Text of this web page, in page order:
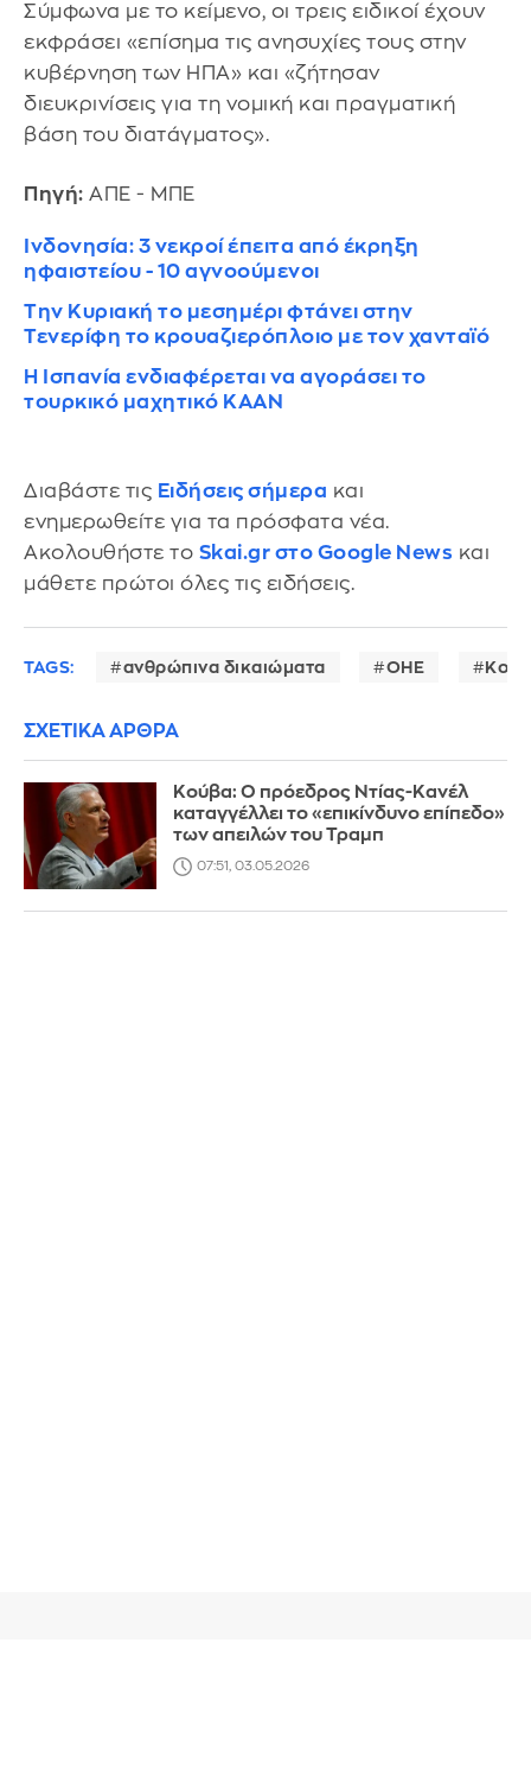
Σύμφωνα με το κείμενο, οι τρεις ειδικοί έχουν
εκφράσει «επίσημα τις ανησυχίες τους στην
κυβέρνηση των ΗΠΑ» και «ζήτησαν
διευκρινίσεις για τη νομική και πραγματική
βάση του διατάγματος».
Πηγή: ΑΠΕ - ΜΠΕ
Ινδονησία: 3 νεκροί έπειτα από έκρηξη
ηφαιστείου - 10 αγνοούμενοι
Την Κυριακή το μεσημέρι φτάνει στην
Τενερίφη το κρουαζιερόπλοιο με τον χανταϊό
H Ισπανία ενδιαφέρεται να αγοράσει το
τουρκικό μαχητικό ΚΑΑΝ
Διαβάστε τις Ειδήσεις σήμερα και
ενημερωθείτε για τα πρόσφατα νέα.
Ακολουθήστε το Skai.gr στο Google News και
μάθετε πρώτοι όλες τις ειδήσεις.
TAGS: ανθρώπινα δικαιώματα ΟΗΕ
ΣΧΕΤΙΚΑ ΑΡΘΡΑ
Κούβα: Ο πρόεδρος Ντίας-Κανέλ
καταγγέλλει το «επικίνδυνο επίπεδο»
των απειλών του Τραμπ
07:51, 03.05.2026